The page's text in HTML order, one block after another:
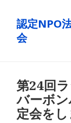
認定NPO
会
第24回
バーボ
定会をし